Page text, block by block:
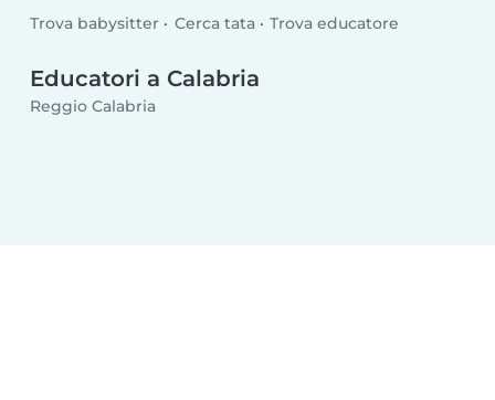
Trova babysitter Cerca tata Trova educatore
Educatori a Calabria
Reggio Calabria